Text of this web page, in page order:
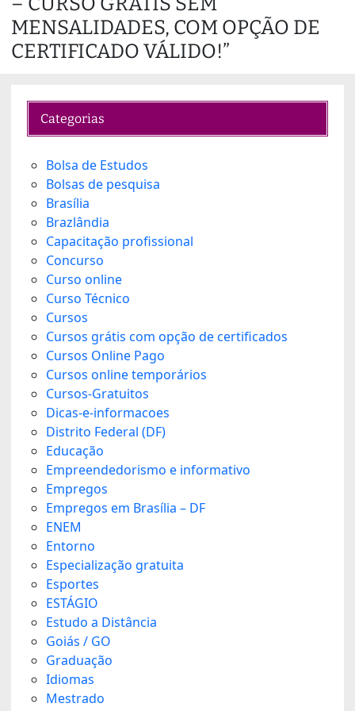
MENSALIDADES, COM OPÇÃO DE
CERTIFICADO VÁLIDO!”
Categorias
Bolsa de Estudos
Bolsas de pesquisa
Brasília
Brazlândia
Capacitação profissional
Concurso
Curso online
Curso Técnico
Cursos
Cursos grátis com opção de certificados
Cursos Online Pago
Cursos online temporários
Cursos-Gratuitos
Dicas-e-informacoes
Distrito Federal (DF)
Educação
Empreendedorismo e informativo
Empregos
Empregos em Brasília – DF
ENEM
Entorno
Especialização gratuita
Esportes
ESTÁGIO
Estudo a Distância
Goiás / GO
Graduação
Idiomas
Mestrado